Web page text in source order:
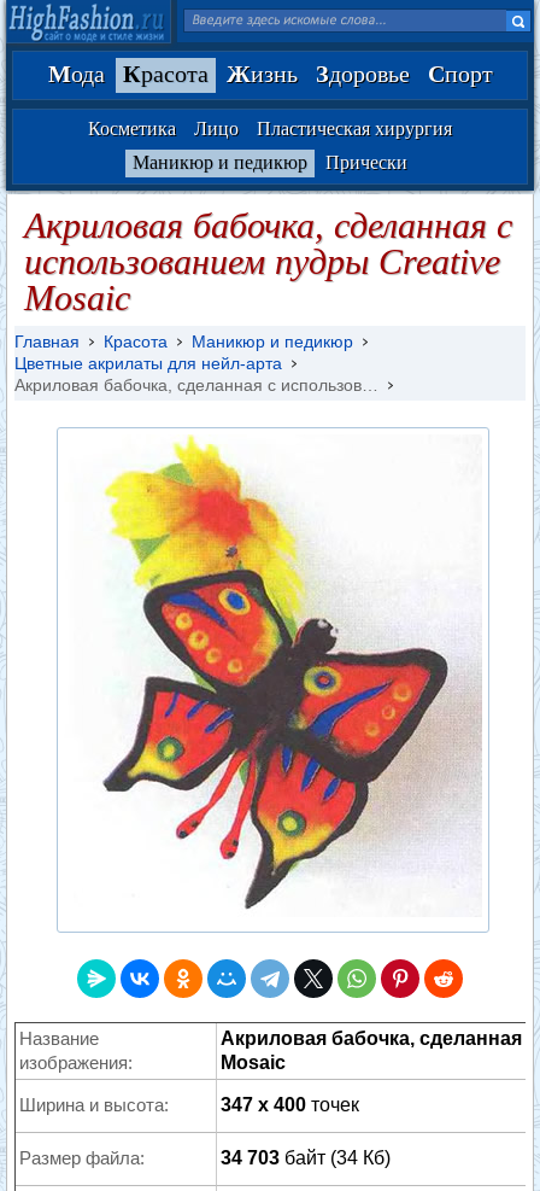
Мода Красота Жизнь Здоровье Спорт
Косметика Лицо
Пластическая хирургия
Маникюр и педикюр
Прически
Акриловая бабочка, сделанная с
использованием пудры Creative
Mosaic
Главная Красота
Маникюр и педикюр
Цветные акрилаты для нейл-арта
Акриловая бабочка, сделанная с использов…
Название
изображения:
Акриловая бабочка, сделанная
Mosaic
Ширина и высота: 347 x 400 точек
Размер файла: 34 703 байт (34 Кб)